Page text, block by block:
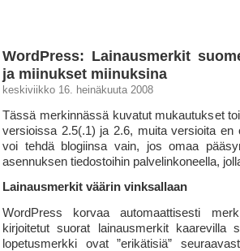
WordPress: Lainausmerkit
ja miinukset miinuksina
keskiviikko 16. heinäkuuta 2008
Tässä merkinnässä kuvatut mukautukset
versioissa 2.5(.1) ja 2.6, muita versioita en
voi tehdä blogiinsa vain, jos omaa
asennuksen tiedostoihin palvelinkoneella,
Lainausmerkit väärin vinksallaan
WordPress korvaa automaattisesti
kirjoitetut suorat lainausmerkit kaarevilla
lopetusmerkki ovat ”erikätisiä”